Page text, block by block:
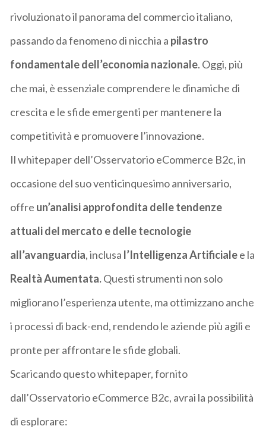
rivoluzionato il panorama del commercio italiano,
passando da fenomeno di nicchia a pilastro
fondamentale dell’economia nazionale. Oggi, più
che mai, è essenziale comprendere le dinamiche di
crescita e le sfide emergenti per mantenere la
competitività e promuovere l’innovazione.
Ilwhitepaperdell’Osservatorio eCommerce B2c, in
occasione del suo venticinquesimo anniversario,
offre un’analisi approfondita delle tendenze
attuali del mercato e delle tecnologie
all’avanguardia, inclusa l’Intelligenza Artificialee la
Realtà Aumentata.Questi strumenti non solo
migliorano l’esperienza utente, ma ottimizzano anche
i processi di back-end, rendendo le aziende più agili e
pronte per affrontare le sfide globali.
Scaricando questowhitepaper, fornito
dall’Osservatorio eCommerce B2c, avrai la possibilità
di esplorare: